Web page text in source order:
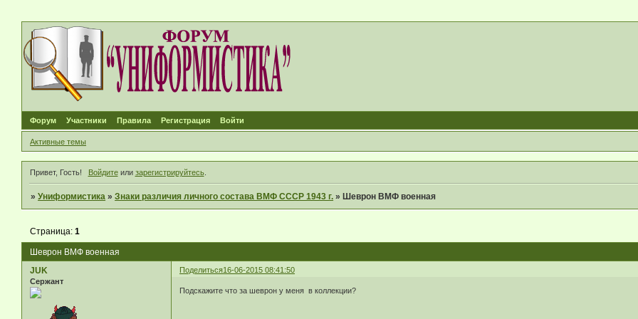
Форум Участники Правила Регистрация Войти
Активные темы
Привет, Гость! Войдитеили зарегистрируйтесь.
»Униформистика »Знаки различия личного состава ВМФ СССР 1943 г. » Шеврон ВМФ военная
Шеврон ВМФ военная
Страница:1
Поделиться16-06-2015 08:41:50
JUK
Сержант
Подскажите что за шеврон у меня в коллекции?